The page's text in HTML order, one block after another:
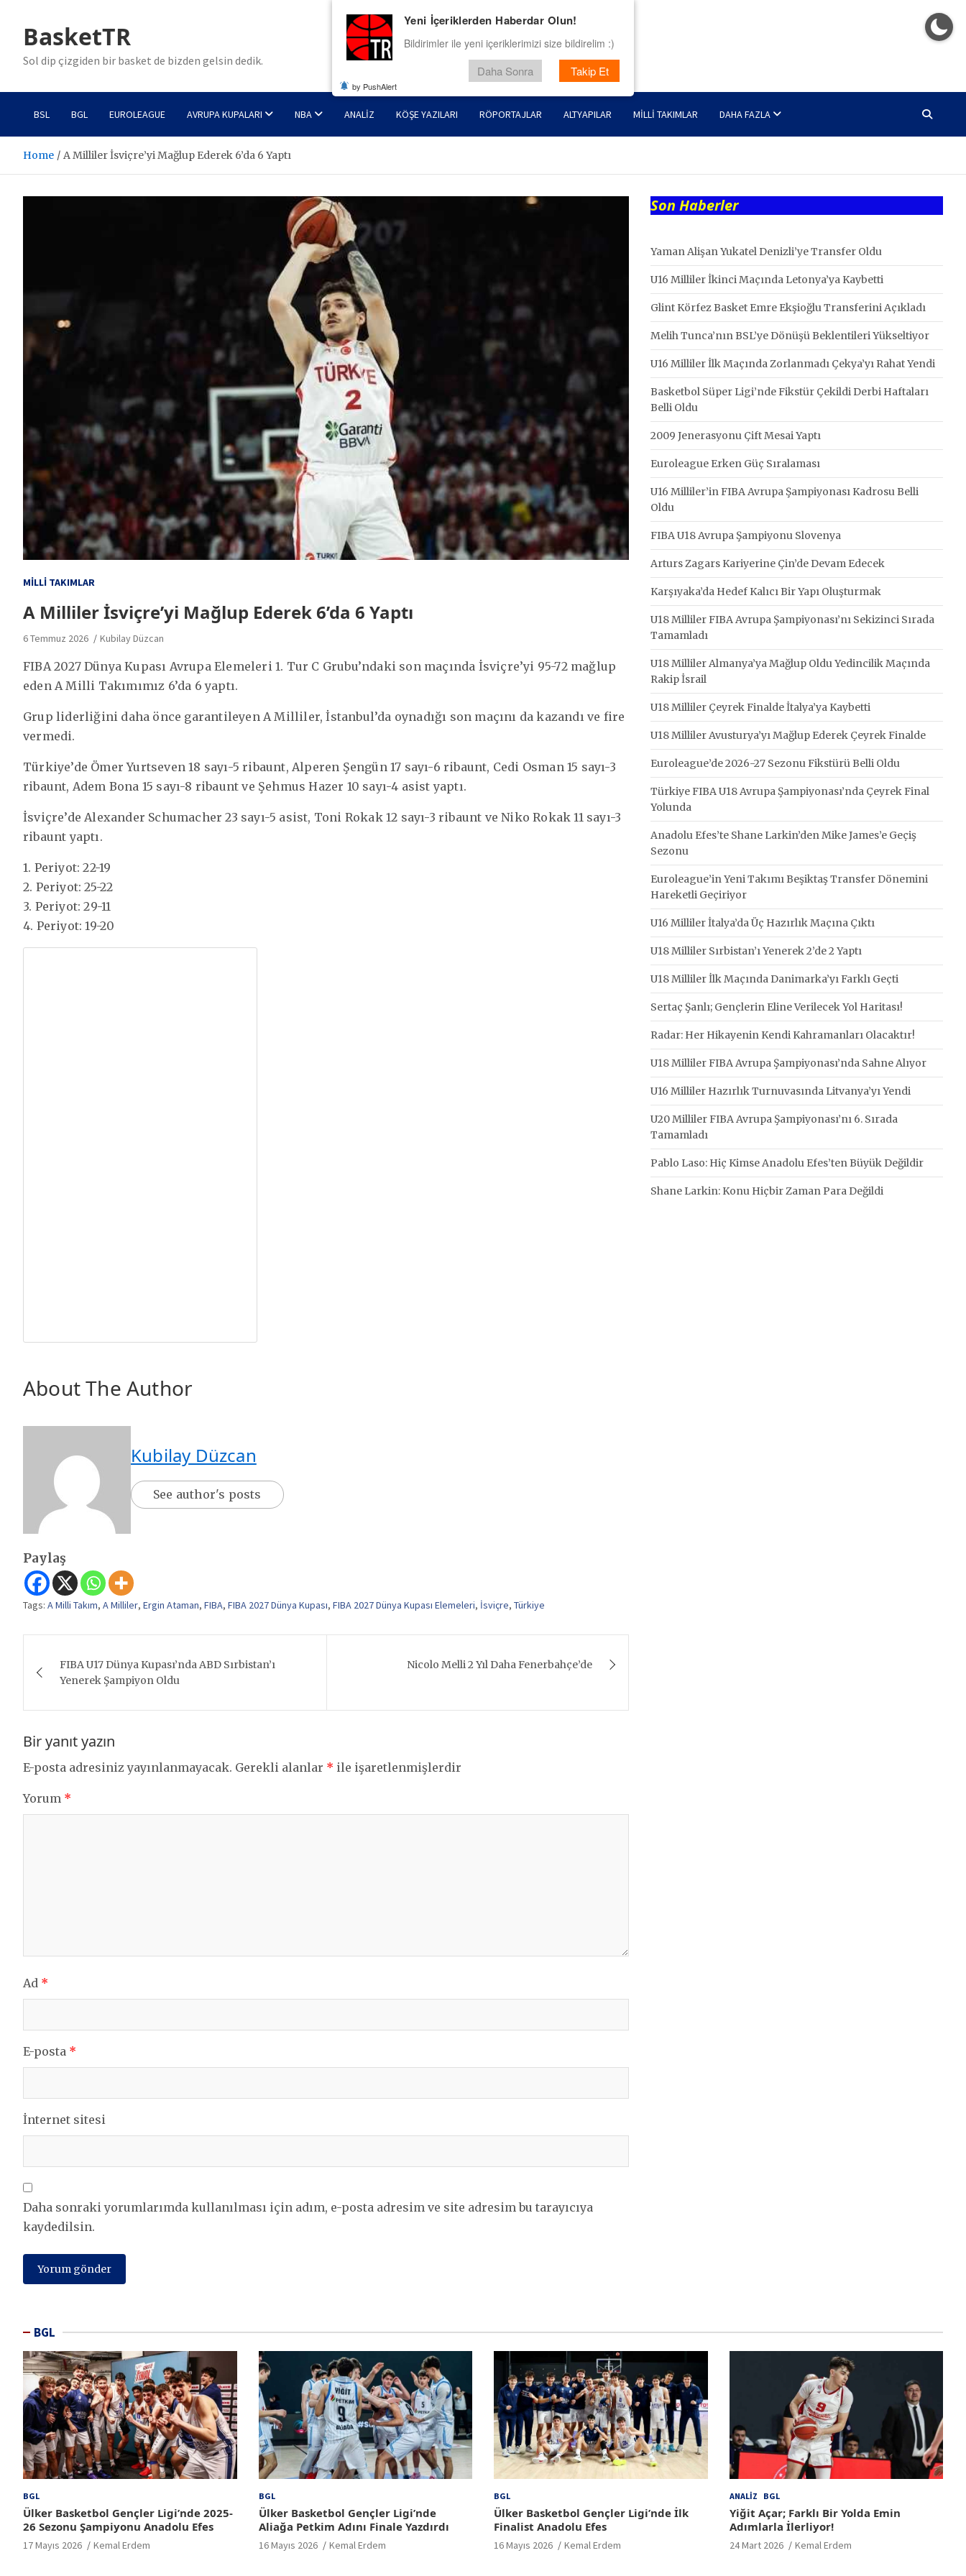
contentBasketTR
Sol dip çizgiden bir basket de bizden gelsin dedik.
BSL BGL EUROLEAGUE AVRUPA KUPALARI NBA ANALIZ KÖŞE YAZILARI RÖPORTAJLAR ALTYAPILAR MILLI TAKIMLAR DAHA FAZLA
Home A Milliler İsviçre’yi Mağlup Ederek 6’da 6 Yaptı
MILLI TAKIMLAR
A Milliler İsviçre’yi Mağlup Ederek 6’da 6 Yaptı
6 Temmuz 2026 Kubilay Düzcan
FIBA 2027 Dünya Kupası Avrupa Elemeleri 1. Tur C Grubu’ndaki son maçında İsviçre’yi 95-72 mağlup
eden A Milli Takımımız 6’da 6 yaptı.
Grup liderliğini daha önce garantileyen A Milliler, İstanbul’da oynadığı son maçını da kazandı ve fire
vermedi.
Türkiye’de Ömer Yurtseven 18 sayı-5 ribaunt, Alperen Şengün 17 sayı-6 ribaunt, Cedi Osman 15 sayı-3
ribaunt, Adem Bona 15 sayı-8 ribaunt ve Şehmus Hazer 10 sayı-4 asist yaptı.
İsviçre’de Alexander Schumacher 23 sayı-5 asist, Toni Rokak 12 sayı-3 ribaunt ve Niko Rokak 11 sayı-3
ribaunt yaptı.
1. Periyot: 22-19
2. Periyot: 25-22
3. Periyot: 29-11
4. Periyot: 19-20
About The Author
Kubilay Düzcan
See author's posts
Paylaş
Tags: A Milli Takım, A Milliler, Ergin Ataman, FIBA, FIBA 2027 Dünya Kupası, FIBA 2027 Dünya Kupası Elemeleri, İsviçre, Türkiye
gezinmesi
FIBA U17 Dünya Kupası’nda ABD Sırbistan’ı
Yenerek Şampiyon Oldu
Nicolo Melli 2 Yıl Daha Fenerbahçe’de
Bir yanıt yazın
E-posta adresiniz yayınlanmayacak. Gerekli alanlar * ile işaretlenmişlerdir
Yorum *
Ad *
E-posta *
İnternet sitesi
Daha sonraki yorumlarımda kullanılması için adım, e-posta adresim ve site adresim bu tarayıcıya
kaydedilsin.
Son Haberler
Yaman Alişan Yukatel Denizli’ye Transfer Oldu
U16 Milliler İkinci Maçında Letonya’ya Kaybetti
Glint Körfez Basket Emre Ekşioğlu Transferini Açıkladı
Melih Tunca’nın BSL’ye Dönüşü Beklentileri Yükseltiyor
U16 Milliler İlk Maçında Zorlanmadı Çekya’yı Rahat Yendi
Basketbol Süper Ligi’nde Fikstür Çekildi Derbi Haftaları
Belli Oldu
2009 Jenerasyonu Çift Mesai Yaptı
Euroleague Erken Güç Sıralaması
U16 Milliler’in FIBA Avrupa Şampiyonası Kadrosu Belli
Oldu
FIBA U18 Avrupa Şampiyonu Slovenya
Arturs Zagars Kariyerine Çin’de Devam Edecek
Karşıyaka’da Hedef Kalıcı Bir Yapı Oluşturmak
U18 Milliler FIBA Avrupa Şampiyonası’nı Sekizinci Sırada
Tamamladı
U18 Milliler Almanya’ya Mağlup Oldu Yedincilik Maçında
Rakip İsrail
U18 Milliler Çeyrek Finalde İtalya’ya Kaybetti
U18 Milliler Avusturya’yı Mağlup Ederek Çeyrek Finalde
Euroleague’de 2026-27 Sezonu Fikstürü Belli Oldu
Türkiye FIBA U18 Avrupa Şampiyonası’nda Çeyrek Final
Yolunda
Anadolu Efes’te Shane Larkin’den Mike James’e Geçiş
Sezonu
Euroleague’in Yeni Takımı Beşiktaş Transfer Dönemini
Hareketli Geçiriyor
U16 Milliler İtalya’da Üç Hazırlık Maçına Çıktı
U18 Milliler Sırbistan’ı Yenerek 2’de 2 Yaptı
U18 Milliler İlk Maçında Danimarka’yı Farklı Geçti
Sertaç Şanlı; Gençlerin Eline Verilecek Yol Haritası!
Radar: Her Hikayenin Kendi Kahramanları Olacaktır!
U18 Milliler FIBA Avrupa Şampiyonası’nda Sahne Alıyor
U16 Milliler Hazırlık Turnuvasında Litvanya’yı Yendi
U20 Milliler FIBA Avrupa Şampiyonası’nı 6. Sırada
Tamamladı
Pablo Laso: Hiç Kimse Anadolu Efes’ten Büyük Değildir
Shane Larkin: Konu Hiçbir Zaman Para Değildi
BGL
BGL
Ülker Basketbol Gençler Ligi’nde 2025-
26 Sezonu Şampiyonu Anadolu Efes
17 Mayıs 2026 Kemal Erdem
BGL
Ülker Basketbol Gençler Ligi’nde
Aliağa Petkim Adını Finale Yazdırdı
16 Mayıs 2026 Kemal Erdem
BGL
Ülker Basketbol Gençler Ligi’nde İlk
Finalist Anadolu Efes
16 Mayıs 2026 Kemal Erdem
ANALIZ BGL
Yiğit Açar; Farklı Bir Yolda Emin
Adımlarla İlerliyor!
24 Mart 2026 Kemal Erdem
Yeni İçeriklerden Haberdar Olun!
Bildirimler ile yeni içeriklerimizi size bildirelim :)
Daha Sonra Takip Et
by PushAlert